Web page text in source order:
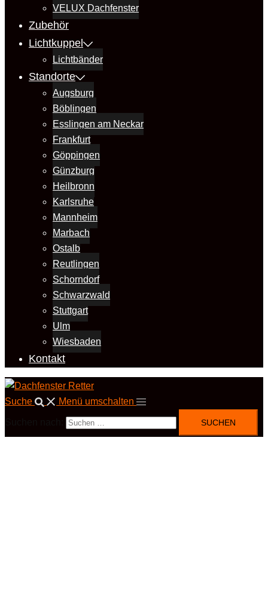
VELUX Dachfenster
Zubehör
Lichtkuppel
Lichtbänder
Standorte
Augsburg
Böblingen
Esslingen am Neckar
Frankfurt
Göppingen
Günzburg
Heilbronn
Karlsruhe
Mannheim
Marbach
Ostalb
Reutlingen
Schorndorf
Schwarzwald
Stuttgart
Ulm
Wiesbaden
Kontakt
Suche Menü umschalten